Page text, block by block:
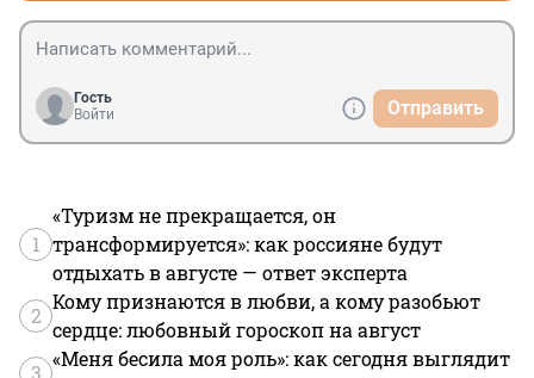
Гость
Войти
Отправить
1
«Туризм не прекращается, он
трансформируется»: как россияне будут
отдыхать в августе — ответ эксперта
2
Кому признаются в любви, а кому разобьют
сердце: любовный гороскоп на август
3
«Меня бесила моя роль»: как сегодня выглядит